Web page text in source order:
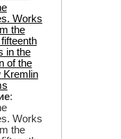
Works
the
in the
of the
Kremlin
:
Works
the